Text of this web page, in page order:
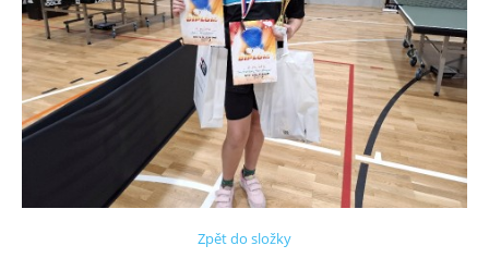
Zpět do složky